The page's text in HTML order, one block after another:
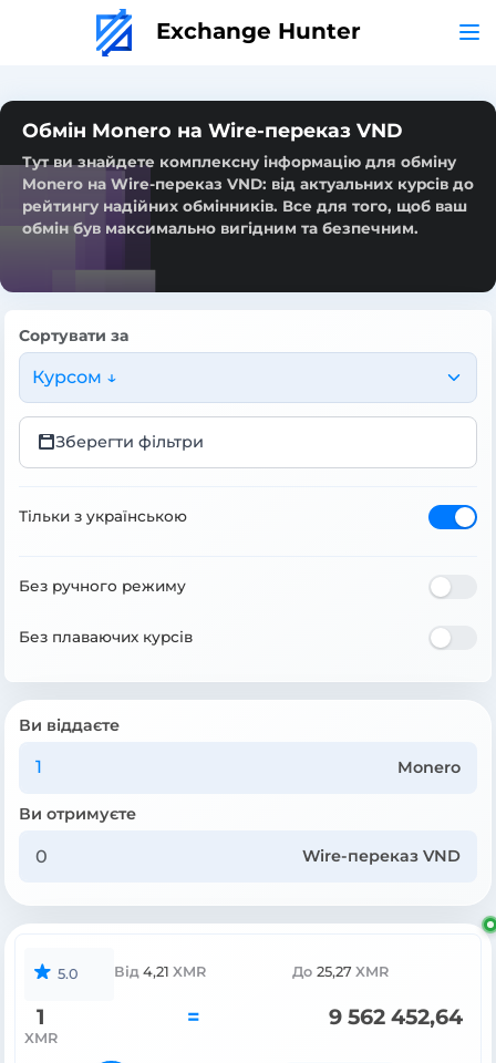
Exchange Hunter
Обмін Monero на Wire-переказ VND
Тут ви знайдете комплексну інформацію для обміну
Monero на Wire-переказ VND: від актуальних курсів до
рейтингу надійних обмінників. Все для того, щоб ваш
обмін був максимально вигідним та безпечним.
Сортувати за
Курсом ↓
Зберегти фільтри
Тільки з українською
Без ручного режиму
Без плаваючих курсів
Ви віддаєте
Monero
Ви отримуєте
Wire-переказ VND
5.0 Від 4,21 XMR До 25,27 XMR
1
XMR
= 9 562 452,64